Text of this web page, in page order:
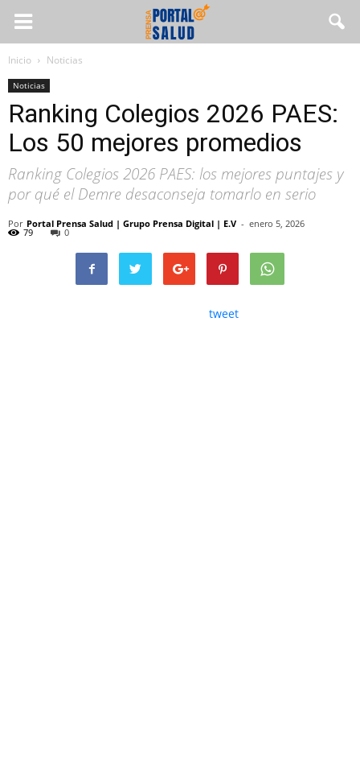
Inicio Noticias
Noticias
Ranking Colegios 2026 PAES:
Los 50 mejores promedios
Ranking Colegios 2026 PAES: los mejores puntajes y
por qué el Demre desaconseja tomarlo en serio
Por Portal Prensa Salud | Grupo Prensa Digital | E.V - enero 5, 2026
79 0
tweet